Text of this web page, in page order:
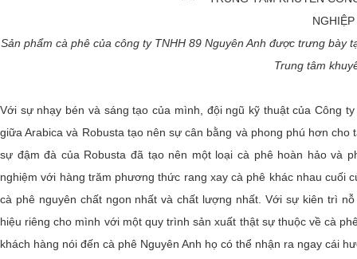
Sản phẩm cà phê của công ty TNHH 89 Nguyên Anh được trưng
Trung tâm
Với sự nhạy bén và sáng tạo của mình, đội ngũ kỹ thuật của Công
giữa Arabica và Robusta tạo nên sự cân bằng và phong phú hơn
sự đậm đà của Robusta đã tạo nên một loại cà phê hoàn hảo và
nghiệm với hàng trăm phương thức rang xay cà phê khác nhau cuối
cà phê nguyên chất ngon nhất và chất lượng nhất. Với sự kiên trì
hiệu riêng cho mình với một quy trình sản xuất thật sự thuộc về cà
khách hàng nói đến cà phê Nguyên Anh họ có thể nhận ra ngay cái